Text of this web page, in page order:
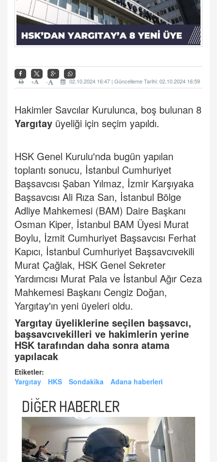
02.10.2024 16:47 | Güncelleme Tarihi: 02.10.2024 16:59
-
+
Hakimler Savcılar Kurulunca, boş bulunan 8
Yargıtay üyeliği için seçim yapıldı.
HSK Genel Kurulu'nda bugün yapılan
toplantı sonucu, İstanbul Cumhuriyet
Başsavcısı Şaban Yılmaz, İzmir Karşıyaka
Başsavcısı Ali Rıza San, İstanbul Bölge
Adliye Mahkemesi (BAM) Daire Başkanı
Osman Kiper, İstanbul BAM Üyesi Murat
Boylu, İzmit Cumhuriyet Başsavcısı Ferhat
Kapıcı, İstanbul Cumhuriyet Başsavcıvekili
Murat Çağlak, HSK Genel Sekreter
Yardımcısı Murat Pala ve İstanbul Ağır Ceza
Mahkemesi Başkanı Cengiz Doğan,
Yargıtay'ın yeni üyeleri oldu.
Yargıtay üyeliklerine seçilen başsavcı,
başsavcıvekilleri ve hakimlerin yerine
HSK tarafından daha sonra atama
yapılacak
Etiketler:
Yargıtay
HKS Sondakika Adana haberleri
DİĞER HABERLER